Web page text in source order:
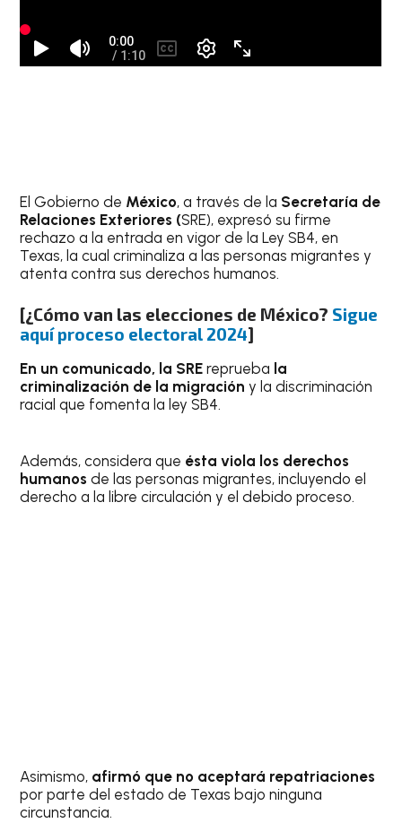
El Gobierno de México, a través de la Secretaría de
Relaciones Exteriores (SRE), expresó su firme
rechazo a la entrada en vigor de la Ley SB4, en
Texas, la cual criminaliza a las personas migrantes y
atenta contra sus derechos humanos.
[¿Cómo van las elecciones de México? Sigue
aquí proceso electoral 2024]
En un comunicado, la SRE reprueba la
criminalización de la migración y la discriminación
racial que fomenta la ley SB4.
Además, considera que ésta viola los derechos
humanos de las personas migrantes, incluyendo el
derecho a la libre circulación y el debido proceso.
Asimismo, afirmó que no aceptará repatriaciones
por parte del estado de Texas bajo ninguna
circunstancia.